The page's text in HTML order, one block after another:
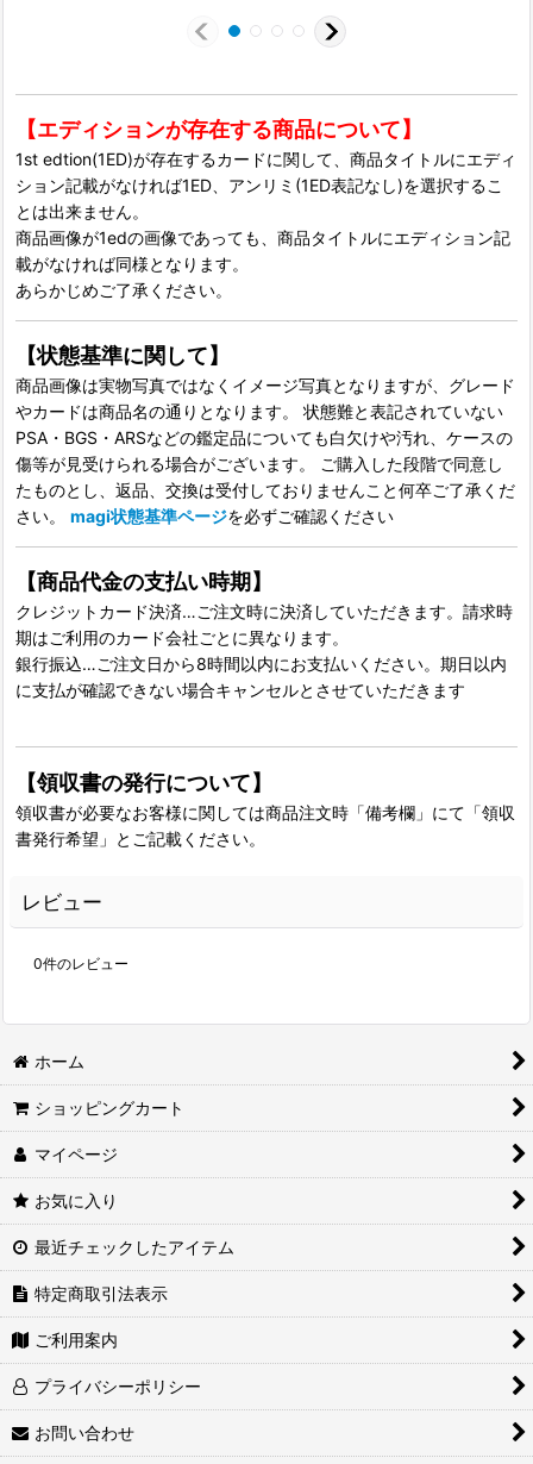
【エディションが存在する商品について】
1st edtion(1ED)が存在するカードに関して、商品タイトルにエディ
ション記載がなければ1ED、アンリミ(1ED表記なし)を選択するこ
とは出来ません。
商品画像が1edの画像であっても、商品タイトルにエディション記
載がなければ同様となります。
あらかじめご了承ください。
【状態基準に関して】
商品画像は実物写真ではなくイメージ写真となりますが、グレード
やカードは商品名の通りとなります。 状態難と表記されていない
PSA・BGS・ARSなどの鑑定品についても白欠けや汚れ、ケースの
傷等が見受けられる場合がございます。 ご購入した段階で同意し
たものとし、返品、交換は受付しておりませんこと何卒ご了承くだ
さい。 magi状態基準ページを必ずご確認ください
【商品代金の支払い時期】
クレジットカード決済…ご注文時に決済していただきます。請求時
期はご利用のカード会社ごとに異なります。
銀行振込…ご注文日から8時間以内にお支払いください。期日以内
に支払が確認できない場合キャンセルとさせていただきます
【領収書の発行について】
領収書が必要なお客様に関しては商品注文時「備考欄」にて「領収
書発行希望」とご記載ください。
レビュー
0件のレビュー
ホーム
ショッピングカート
マイページ
お気に入り
最近チェックしたアイテム
特定商取引法表示
ご利用案内
プライバシーポリシー
お問い合わせ